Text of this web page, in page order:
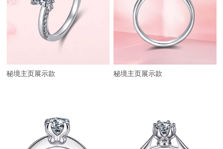
秘境主页展示款 秘境主页展示款